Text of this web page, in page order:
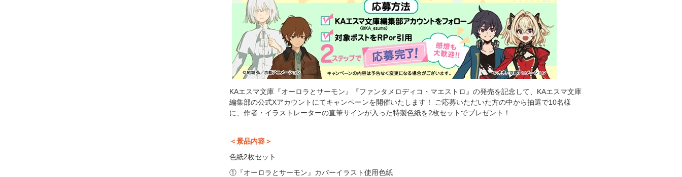
KAエスマ文庫『オーロラとサーモン』『ファンタメロディコ・マエストロ』の発売を記念して、KAエスマ文庫
編集部の公式Xアカウントにてキャンペーンを開催いたします！ ご応募いただいた方の中から抽選で10名様
に、作者・イラストレーターの直筆サインが入った特製色紙を2枚セットでプレゼント！
＜景品内容＞
色紙2枚セット
①『オーロラとサーモン』カバーイラスト使用色紙